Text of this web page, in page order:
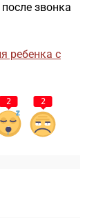
звонка
ребенка с
2 2